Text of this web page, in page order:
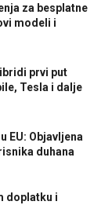
za besplatne
modeli i
prvi put
Tesla i dalje
EU: Objavljena
duhana
doplatku i